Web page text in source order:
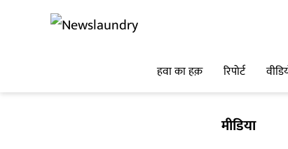
हवा का हक़ रिपोर्ट
मीडिया